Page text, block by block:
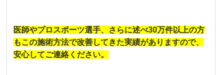
医師やプロスポーツ選手、さらに述べ30万件以上の方
もこの施術方法で改善してきた実績がありますので、
安心してご連絡ください。